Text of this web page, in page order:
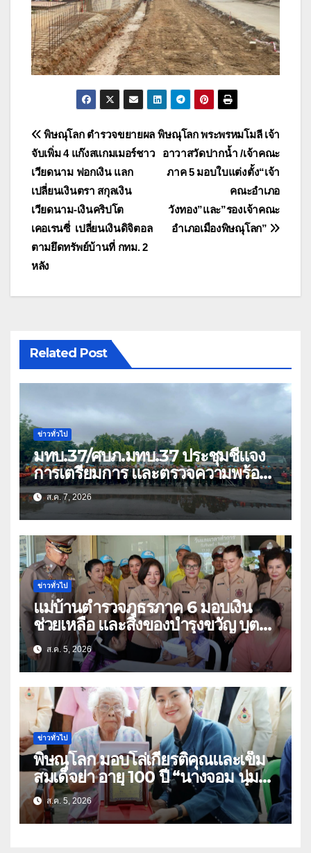
แนะแนว
เรื่อง
พิษณุโลก พระพรหมโมลี เจ้า
อาวาสวัดปากน้ำ /เจ้าคณะ
ภาค 5 มอบใบแต่งตั้ง“เจ้า
คณะอำเภอ
วังทอง”และ”รองเจ้าคณะ
อำเภอเมืองพิษณุโลก”
พิษณุโลก ตำรวจขยายผล
จับเพิ่ม 4 แก๊งสแกมเมอร์ชาว
เวียดนาม ฟอกเงิน แลก
เปลี่ยนเงินตรา สกุลเงิน
เวียดนาม-เงินคริปโต
เคอเรนซี่ เปลี่ยนเงินดิจิตอล
ตามยึดทรัพย์บ้านที่ กทม. 2
หลัง
Related Post
ข่าวทั่วไป
มทบ.37/ศบภ.มทบ.37 ประชุมชี้แจง
การเตรียมการ และตรวจความพร้อม
ด้านการบรรเทาสาธารณภัย
ส.ค. 7, 2026
ข่าวทั่วไป
แม่บ้านตำรวจภูธรภาค 6 มอบเงิน
ช่วยเหลือ และสิ่งของบำรุงขวัญ บุตร-
ธิดา ข้าราชการตำรวจจังหวัด
อุทัยธานี
ส.ค. 5, 2026
ข่าวทั่วไป
พิษณุโลก มอบโล่เกียรติคุณและเข็ม
สมเด็จย่า อายุ 100 ปี “นางจอม นุ่ม
เนตร” ตำบลบ้านกร่าง อำเภอเมือง
ส.ค. 5, 2026